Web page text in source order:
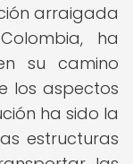
arraigada
ha
su camino
los aspectos
ha sido la
estructuras